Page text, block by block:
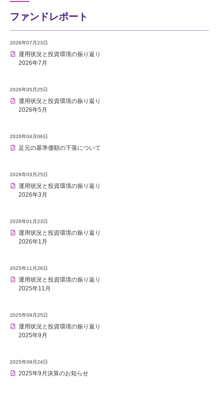
ファンドレポート
2026年07月23日
運用状況と投資環境の振り返り
2026年7月
2026年05月25日
運用状況と投資環境の振り返り
2026年5月
2026年04月06日
足元の基準価額の下落について
2026年03月25日
運用状況と投資環境の振り返り
2026年3月
2026年01月23日
運用状況と投資環境の振り返り
2026年1月
2025年11月26日
運用状況と投資環境の振り返り
2025年11月
2025年09月25日
運用状況と投資環境の振り返り
2025年9月
2025年09月24日
2025年9月決算のお知らせ